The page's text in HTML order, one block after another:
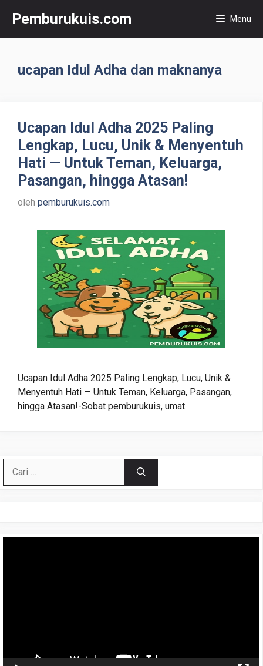
Pemburukuis.com Menu
ucapan Idul Adha dan maknanya
Ucapan Idul Adha 2025 Paling
Lengkap, Lucu, Unik & Menyentuh
Hati — Untuk Teman, Keluarga,
Pasangan, hingga Atasan!
oleh pemburukuis.com
Ucapan Idul Adha 2025 Paling Lengkap, Lucu, Unik &
Menyentuh Hati — Untuk Teman, Keluarga, Pasangan,
hingga Atasan!-Sobat pemburukuis, umat
untuk: